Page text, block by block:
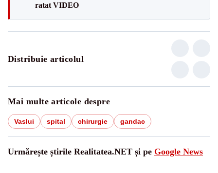
ratat VIDEO
Distribuie articolul
Mai multe articole despre
Vaslui spital chirurgie gandac
Urmărește știrile Realitatea.NET și pe Google News